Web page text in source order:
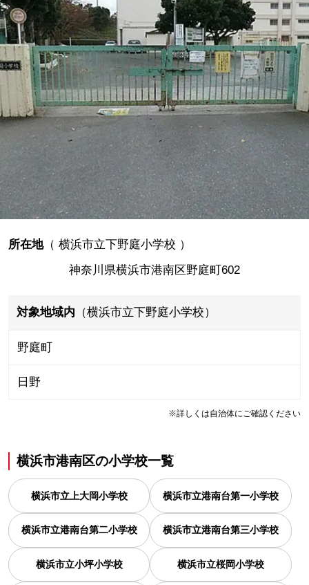
所在地（ 横浜市立下野庭小学校 ）
神奈川県横浜市港南区野庭町602
対象地域内 （横浜市立下野庭小学校）
野庭町
日野
※詳しくは自治体にご確認ください
横浜市港南区の小学校一覧
横浜市立上大岡小学校 横浜市立港南台第一小学校
横浜市立港南台第二小学校 横浜市立港南台第三小学校
横浜市立小坪小学校 横浜市立桜岡小学校